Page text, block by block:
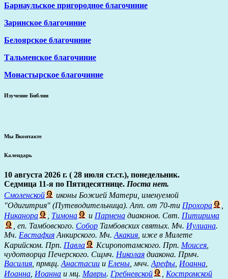
Барнаульское пригородное благочиние
Заринское благочиние
Белоярское благочиние
Тальменское благочиние
Монастырское благочиние
Изучение Библии
Мы Вконтакте
Календарь
10 августа 2026 г. ( 28 июля ст.ст.), понедельник.
Седмица 11-я по Пятидесятнице. Поста нет.
Смоленской
иконы Божией Матери, именуемой
"Одигитрия" (Путеводительница). Апп. от 70-ти Прохора
,
Никанора
, Тимона и Пармена диаконов. Свт. Питирима
, еп. Тамбовского. Собор Тамбовских святых. Мч. Иулиана.
Мч. ЕвстафияАнкирского. Мч.Акакия, иже в Милете
Карийском. Прп. Павла Ксиропотамского. Прп. Моисея,
чудотворца Печерского. Сщмч. Николая диакона. Прмч.
Василия, прмцц.Анастасии и Елены, мчч.Арефы, Иоанна,
Иоанна, Иоанна и мц. Мавры. Гребневской , Костромской